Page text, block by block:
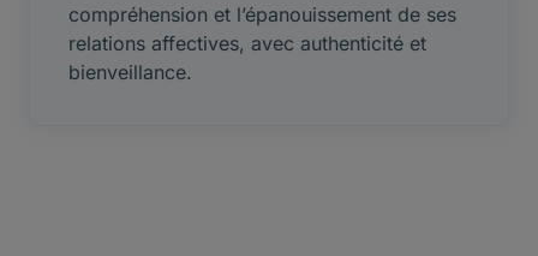
compréhension et l’épanouissement de ses
relations affectives, avec authenticité et
bienveillance.